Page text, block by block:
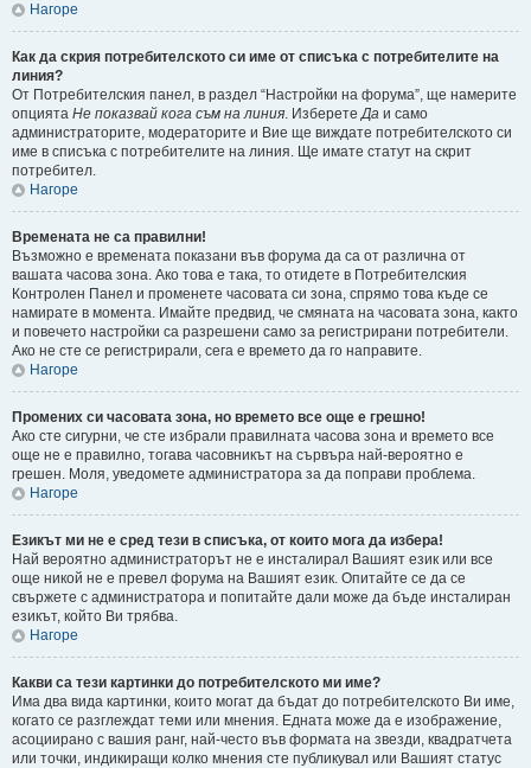
Нагоре
Как да скрия потребителското си име от списъка с потребителите на
линия?
От Потребителския панел, в раздел “Настройки на форума”, ще намерите
опцията Не показвай кога съм на линия. ИзберетеДа и само
администраторите, модераторите и Вие ще виждате потребителското си
име в списъка с потребителите на линия. Ще имате статут на скрит
потребител.
Нагоре
Времената не са правилни!
Възможно е времената показани във форума да са от различна от
вашата часова зона. Ако това е така, то отидете в Потребителския
Контролен Панел и променете часовата си зона, спрямо това къде се
намирате в момента. Имайте предвид, че смяната на часовата зона, както
и повечето настройки са разрешени само за регистрирани потребители.
Ако не сте се регистрирали, сега е времето да го направите.
Нагоре
Промених си часовата зона, но времето все още е грешно!
Ако сте сигурни, че сте избрали правилната часова зона и времето все
още не е правилно, тогава часовникът на сървъра най-вероятно е
грешен. Моля, уведомете администратора за да поправи проблема.
Нагоре
Езикът ми не е сред тези в списъка, от които мога да избера!
Най вероятно администраторът не е инсталирал Вашият език или все
още никой не е превел форума на Вашият език. Опитайте се да се
свържете с администратора и попитайте дали може да бъде инсталиран
езикът, който Ви трябва.
Нагоре
Какви са тези картинки до потребителското ми име?
Има два вида картинки, които могат да бъдат до потребителското Ви име,
когато се разглеждат теми или мнения. Едната може да е изображение,
асоциирано с вашия ранг, най-често във формата на звезди, квадратчета
или точки, индикиращи колко мнения сте публикувал или Вашият статус